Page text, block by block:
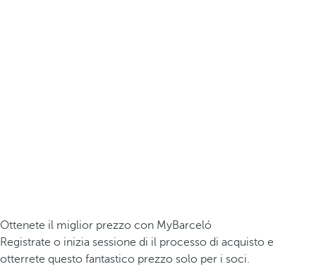
Ottenete il miglior prezzo con MyBarceló
Registrate o inizia sessione di il processo di acquisto e
otterrete questo fantastico prezzo solo per i soci.